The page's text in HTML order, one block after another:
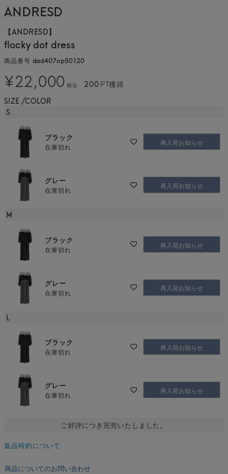
ANDRESD
【ANDRESD】
flocky dot dress
商品番号 dad407op50120
¥22,000 税込 200PT獲得
SIZE
COLOR
S
ブラック
在庫切れ 再入荷お知らせ
グレー
在庫切れ 再入荷お知らせ
M
ブラック
在庫切れ 再入荷お知らせ
グレー
在庫切れ 再入荷お知らせ
L
ブラック
在庫切れ 再入荷お知らせ
グレー
在庫切れ 再入荷お知らせ
ご好評につき完売いたしました。
返品特約について
商品についてのお問い合わせ